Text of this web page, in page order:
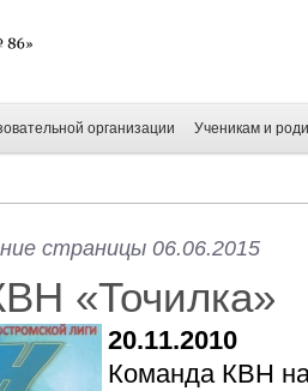
организации Ученикам и
страницы 06.06.2015
«Точилка»
20.11.2010
Команда КВН